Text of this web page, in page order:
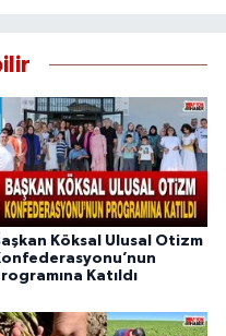
Köksal Ulusal Otizm
Katıldı